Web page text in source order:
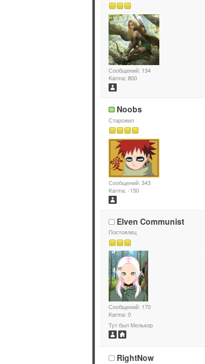
Сообщений: 134
Karma: 800
Noobs
Старожил
Сообщений: 343
Karma: -150
Elven Communist
Постоялец
Сообщений: 170
Karma: 0
Тут был Мелькор
RightNow